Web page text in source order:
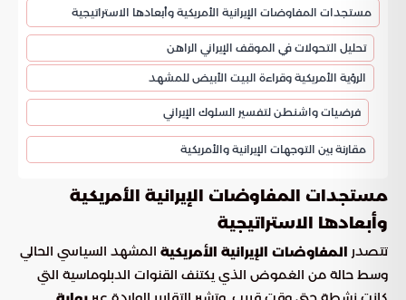
مستجدات المفاوضات الإيرانية الأمريكية وأبعادها الاستراتيجية
تحليل التحولات في الموقف الإيراني الراهن
الرؤية الأمريكية وقراءة البيت الأبيض للمشهد
فرضيات واشنطن لتفسير السلوك الإيراني
مقارنة بين التوجهات الإيرانية والأمريكية
مستجدات المفاوضات الإيرانية الأمريكية
وأبعادها الاستراتيجية
تتصدر المفاوضات الإيرانية الأمريكية المشهد السياسي الحالي
وسط حالة من الغموض الذي يكتنف القنوات الدبلوماسية التي